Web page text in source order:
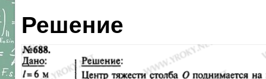
Решение